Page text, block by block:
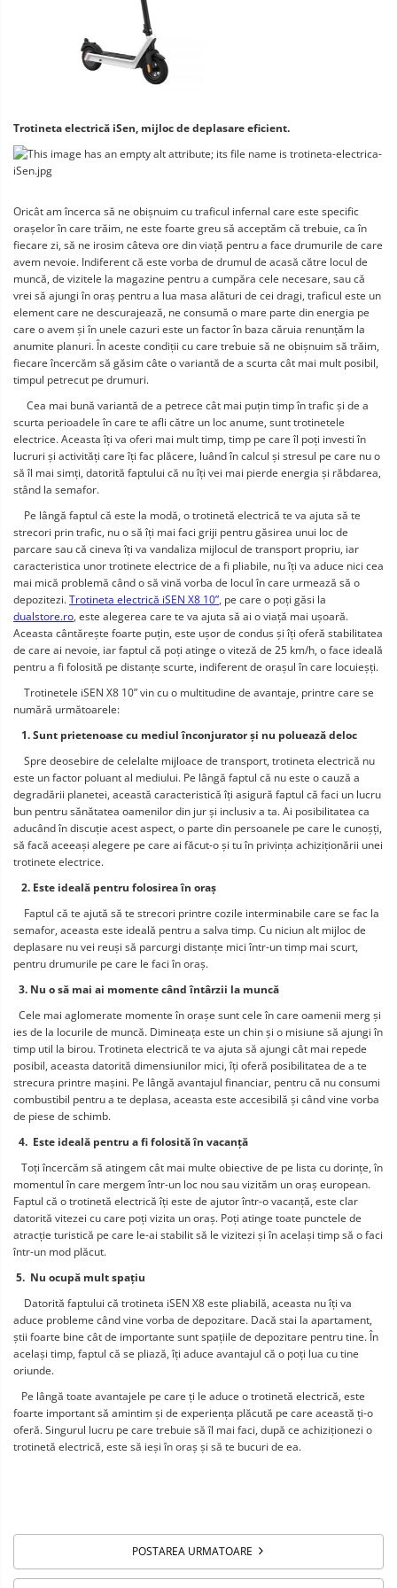
Telefoane mobile Ulefone
Telefoane mobile Unihertz
Telefoane mobile Cubot
Telefoane mobile OSCAL
Telefoane mobile Fossibot
Telefoane mobile Lagenio
Telefoane mobile iSEN
Telefoane mobile F150
Telefoane mobile HUAWEI
Telefoane mobile iHunt
Telefoane mobile Xiaomi
Telefoane mobile AGM
Telefoane mobile Realme
Telefoane mobile ZTE Nubia
Telefoane mobile ALTE BRANDURI
Trotineta electrică iSen, mijloc de deplasare eficient.
Oricât am încerca să ne obișnuim cu traficul infernal care este specific
orașelor în care trăim, ne este foarte greu să acceptăm că trebuie, ca în
fiecare zi, să ne irosim câteva ore din viață pentru a face drumurile de care
avem nevoie. Indiferent că este vorba de drumul de acasă către locul de
muncă, de vizitele la magazine pentru a cumpăra cele necesare, sau că
vrei să ajungi în oraș pentru a lua masa alături de cei dragi, traficul este un
element care ne descurajează, ne consumă o mare parte din energia pe
care o avem și în unele cazuri este un factor în baza căruia renunțăm la
anumite planuri. În aceste condiții cu care trebuie să ne obișnuim să trăim,
fiecare încercăm să găsim câte o variantă de a scurta cât mai mult posibil,
timpul petrecut pe drumuri.
Cea mai bună variantă de a petrece cât mai puțin timp în trafic și de a
scurta perioadele în care te afli către un loc anume, sunt trotinetele
electrice. Aceasta îți va oferi mai mult timp, timp pe care îl poți investi în
lucruri și activități care îți fac plăcere, luând în calcul și stresul pe care nu o
să îl mai simți, datorită faptului că nu îți vei mai pierde energia și răbdarea,
stând la semafor.
Pe lângă faptul că este la modă, o trotinetă electrică te va ajuta să te
strecori prin trafic, nu o să îți mai faci griji pentru găsirea unui loc de
parcare sau că cineva îți va vandaliza mijlocul de transport propriu, iar
caracteristica unor trotinete electrice de a fi pliabile, nu îți va aduce nici cea
mai mică problemă când o să vină vorba de locul în care urmează să o
depozitezi. Trotineta electrică iSEN X8 10”
dualstore.ro, este alegerea care te va ajuta să ai o viață mai ușoară.
Aceasta cântărește foarte puțin, este ușor de condus și îți oferă stabilitatea
de care ai nevoie, iar faptul că poți atinge o viteză de 25 km/h, o face ideală
pentru a fi folosită pe distanțe scurte, indiferent de orașul în care locuieșți.
Trotinetele iSEN X8 10” vin cu o multitudine de avantaje, printre care se
numără următoarele:
1. Sunt prietenoase cu mediul înconjurator și nu poluează deloc
Spre deosebire de celelalte mijloace de transport, trotineta electrică nu
este un factor poluant al mediului. Pe lângă faptul că nu este o cauză a
degradării planetei, această caracteristică îți asigură faptul că faci un lucru
bun pentru sănătatea oamenilor din jur și inclusiv a ta. Ai posibilitatea ca
aducând în discuție acest aspect, o parte din persoanele pe care le cunoșți,
să facă aceeași alegere pe care ai făcut-o și tu în privința achiziționării unei
trotinete electrice.
2. Este ideală pentru folosirea în oraș
Faptul că te ajută să te strecori printre cozile interminabile care se fac la
semafor, aceasta este ideală pentru a salva timp. Cu niciun alt mijloc de
deplasare nu vei reuși să parcurgi distanțe mici într-un timp mai scurt,
pentru drumurile pe care le faci în oraș.
3. Nu o să mai ai momente când întârzii la muncă
Cele mai aglomerate momente în orașe sunt cele în care oamenii merg și
ies de la locurile de muncă. Dimineața este un chin și o misiune să ajungi în
timp util la birou. Trotineta electrică te va ajuta să ajungi cât mai repede
posibil, aceasta datorită dimensiunilor mici, îți oferă posibilitatea de a te
strecura printre mașini. Pe lângă avantajul financiar, pentru că nu consumi
combustibil pentru a te deplasa, aceasta este accesibilă și când vine vorba
de piese de schimb.
4.  Este ideală pentru a fi folosită în vacanță
Toți încercăm să atingem cât mai multe obiective de pe lista cu dorințe, în
momentul în care mergem într-un loc nou sau vizităm un oraș european.
Faptul că o trotinetă electrică îți este de ajutor într-o vacanță, este clar
datorită vitezei cu care poți vizita un oraș. Poți atinge toate punctele de
atracție turistică pe care le-ai stabilit să le vizitezi și în același timp să o faci
într-un mod plăcut.
5.  Nu ocupă mult spațiu
Datorită faptului că trotineta iSEN X8 este pliabilă, aceasta nu îți va
aduce probleme când vine vorba de depozitare. Dacă stai la apartament,
știi foarte bine cât de importante sunt spațiile de depozitare pentru tine. În
același timp, faptul că se pliază, îți aduce avantajul că o poți lua cu tine
oriunde.
Pe lângă toate avantajele pe care ți le aduce o trotinetă electrică, este
foarte important să amintim și de experiența plăcută pe care această ți-o
oferă. Singurul lucru pe care trebuie să îl mai faci, după ce achiziționezi o
trotinetă electrică, este să ieși în oraș și să te bucuri de ea.
POSTAREA URMATOARE